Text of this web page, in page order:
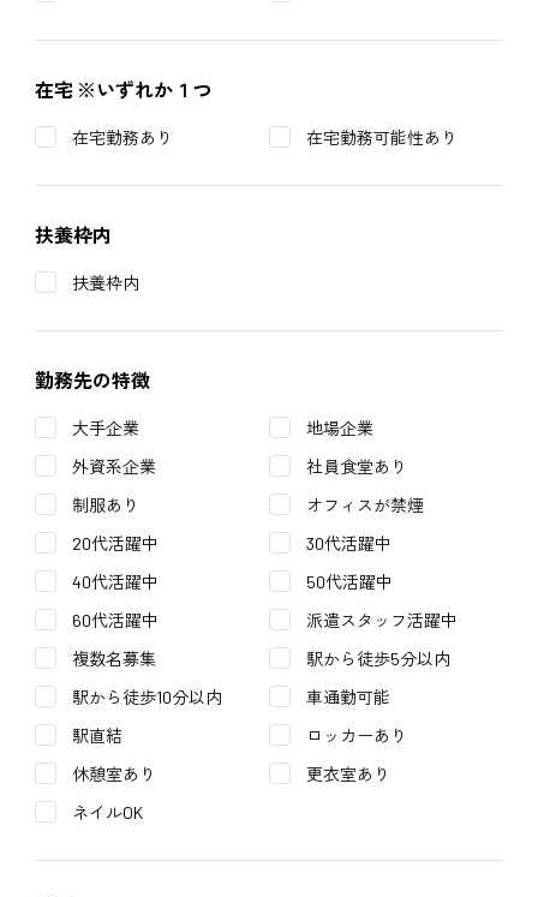
在宅 ※いずれか１つ
在宅勤務あり 在宅勤務可能性あり
扶養枠内
扶養枠内
勤務先の特徴
大手企業
地場企業
外資系企業
社員食堂あり
制服あり
オフィスが禁煙
20代活躍中
30代活躍中
40代活躍中
50代活躍中
60代活躍中
派遣スタッフ活躍中
複数名募集
駅から徒歩5分以内
駅から徒歩10分以内
車通勤可能
駅直結
ロッカーあり
休憩室あり
更衣室あり
ネイルOK